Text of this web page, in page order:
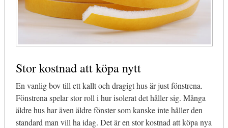
Stor kostnad att köpa nytt
En vanlig bov till ett kallt och dragigt hus är just fönstrena.
Fönstrena spelar stor roll i hur isolerat det håller sig. Många
äldre hus har även äldre fönster som kanske inte håller den
standard man vill ha idag. Det är en stor kostnad att köpa nya